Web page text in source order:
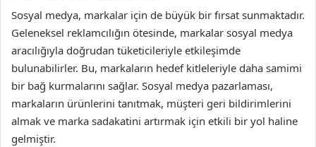
Sosyal medya, markalar için de büyük bir fırsat sunmaktadır.
Geleneksel reklamcılığın ötesinde, markalar sosyal medya
aracılığıyla doğrudan tüketicileriyle etkileşimde
bulunabilirler. Bu, markaların hedef kitleleriyle daha samimi
bir bağ kurmalarını sağlar. Sosyal medya pazarlaması,
markaların ürünlerini tanıtmak, müşteri geri bildirimlerini
almak ve marka sadakatini artırmak için etkili bir yol haline
gelmiştir.